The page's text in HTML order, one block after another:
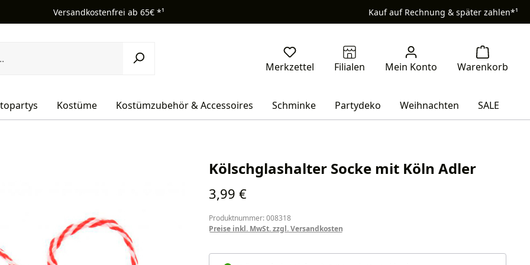
Versandkostenfrei ab 65€ *¹ Kauf auf Rechnung & später zahlen*¹
Kostüme Kostümzubehör & Accessoires Schminke Partydeko Weihnachten SALE
Kölschglashalter Socke mit Köln Adler
Regulärer Preis:
3,99 €
Produktnummer: 008318
Preise inkl. MwSt. zzgl. Versandkosten